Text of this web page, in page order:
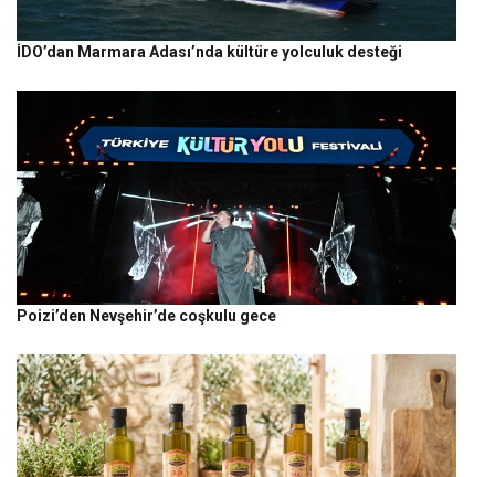
İDO’dan Marmara Adası’nda kültüre yolculuk desteği
Poizi’den Nevşehir’de coşkulu gece